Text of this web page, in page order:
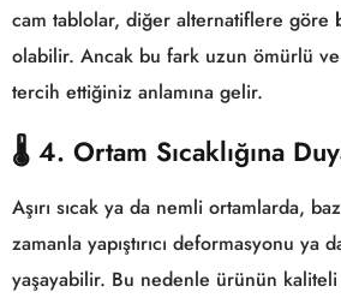
cam tablolar, diğer alternatiflere göre
olabilir. Ancak bu fark uzun ömürlü
tercih ettiğiniz anlamına gelir.
🌡️ 4. Ortam Sıcaklığına
Aşırı sıcak ya da nemli ortamlarda,
zamanla yapıştırıcı deformasyonu ya
yaşayabilir. Bu nedenle ürünün